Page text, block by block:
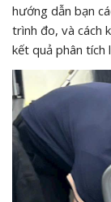
hướng dẫn bạn
trình đo, và cách
kết quả phân tích